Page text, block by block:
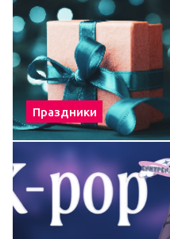
Праздники